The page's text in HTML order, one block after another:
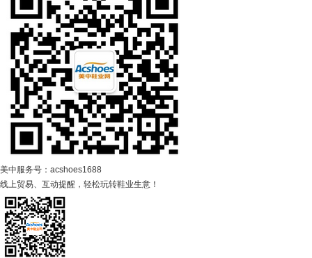
美中服务号：acshoes1688
线上贸易、互动提醒，轻松玩转鞋业生意！